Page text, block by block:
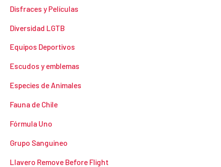
Disfraces y Películas
Diversidad LGTB
Equipos Deportivos
Escudos y emblemas
Especies de Animales
Fauna de Chile
Fórmula Uno
Grupo Sanguineo
Llavero Remove Before Flight